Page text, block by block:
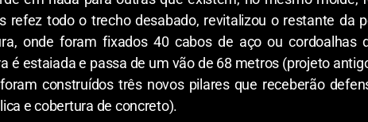
refez todo o trecho desabado, revitalizou o restante da
onde foram fixados 40 cabos de aço ou cordoalhas
é estaiada e passa de um vão de 68 metros (projeto
construídos três novos pilares que receberão
e cobertura de concreto).